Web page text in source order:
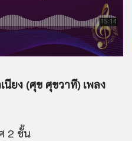
ยง (ศุข ศุขวาที) เพลง
2 ชั้น